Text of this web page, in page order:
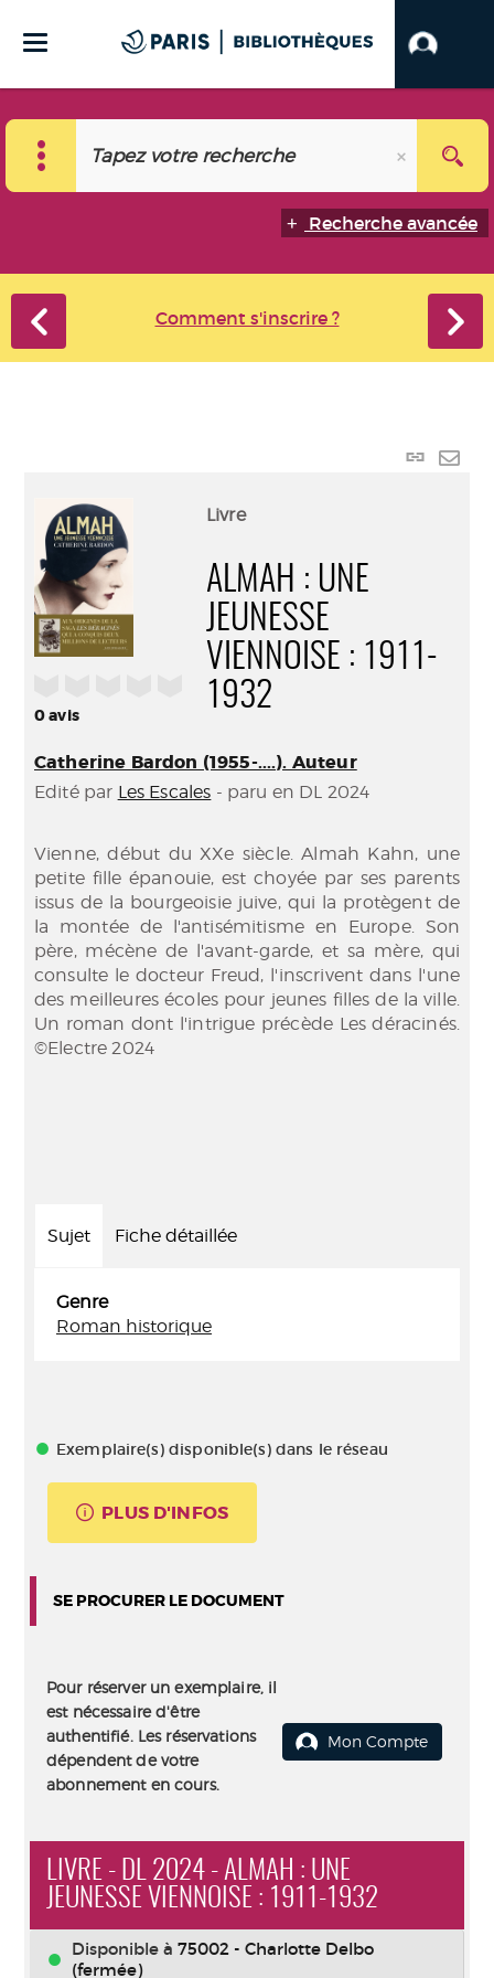
Recherche avancée
Comment s'inscrire ?
Lien
0avis
Livre
ALMAH : UNE
JEUNESSE
VIENNOISE : 1911-
1932
Catherine Bardon (1955-....). Auteur
Edité par Les Escales - paru en DL 2024
Vienne, début du XXe siècle. Almah Kahn, une
petite fille épanouie, est choyée par ses parents
issus de la bourgeoisie juive, qui la protègent de
la montée de l'antisémitisme en Europe. Son
père, mécène de l'avant-garde, et sa mère, qui
consulte le docteur Freud, l'inscrivent dans l'une
des meilleures écoles pour jeunes filles de la ville.
Un roman dont l'intrigue précède Les déracinés.
©Electre 2024
Sujet Fiche détaillée
Genre
Roman historique
Exemplaire(s) disponible(s) dans le réseau
PLUS D'INFOS
SE PROCURER LE DOCUMENT
Pour réserver un exemplaire, il
est nécessaire d'être
authentifié. Les réservations
dépendent de votre
abonnement en cours.
Mon Compte
LIVRE - DL 2024 - ALMAH : UNE
JEUNESSE VIENNOISE : 1911-1932
Disponible à 75002 - Charlotte Delbo
(fermée)